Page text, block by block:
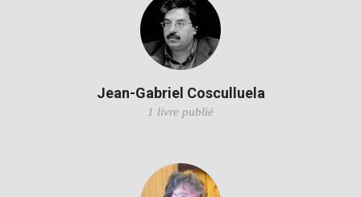
Jean-Gabriel Cosculluela
1 livre publié